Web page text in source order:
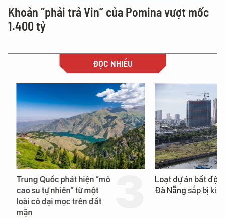
Khoản “phải trả Vin” của Pomina vượt mốc
1.400 tỷ
ĐỌC NHIỀU
Trung Quốc phát hiện “mỏ
cao su tự nhiên” từ một
loài cỏ dại mọc trên đất
mặn
Loạt dự án bất động
Đà Nẵng sắp bị kiểm